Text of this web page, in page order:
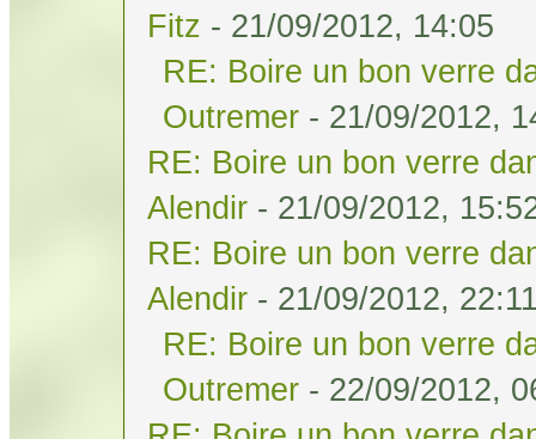
Fitz - 21/09/2012, 14:05
RE: Boire un bon verre
Outremer - 21/09/2012,
RE: Boire un bon verre
Alendir - 21/09/2012,
RE: Boire un bon verre
Alendir - 21/09/2012,
RE: Boire un bon verre
Outremer - 22/09/2012,